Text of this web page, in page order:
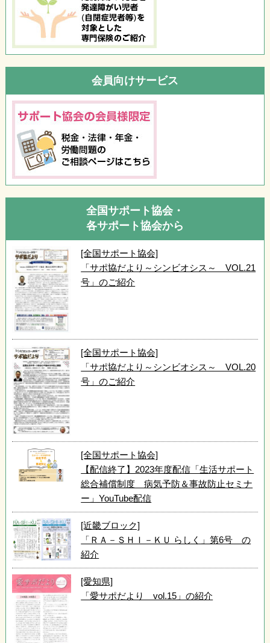
会員向けサービス
全国サポート協会・
各サポート協会から
[全国サポート協会]
「サポ協だより～シンビオシス～ VOL.21
号」のご紹介
[全国サポート協会]
「サポ協だより～シンビオシス～ VOL.20
号」のご紹介
[全国サポート協会]
【配信終了】2023年度配信「生活サポート
総合補償制度 病気予防＆事故防止セミナ
ー」YouTube配信
[近畿ブロック]
「ＲＡ－ＳＨＩ－ＫＵ らしく」第6号 の
紹介
[愛知県]
「愛サポだより vol.15」の紹介